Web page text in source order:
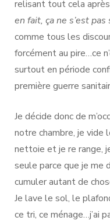
relisant tout cela
en fait, ça ne s’est
comme tous les
forcément au pire…ce
surtout en période
première guerre
Je décide donc de
notre chambre, je vide
nettoie et je re range,
seule parce que je me
cumuler autant de
Je lave le sol, le
ce tri, ce ménage…j’ai